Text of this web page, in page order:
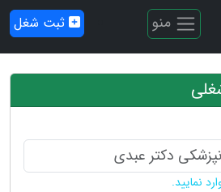
منو ثبت شغل
نمایید.